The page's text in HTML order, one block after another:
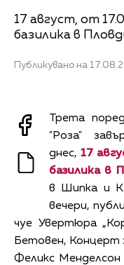
17 август, от
базилика в
Публикувано на
Трета
"Роза"
днес, 17
базилика в
в Шипка и
вечери,
чуе Увертюра
Бетовен, Концерт
Феликс